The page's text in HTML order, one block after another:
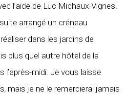
l’aide de Luc Michaux-Vignes.
arrangé un créneau
dans les jardins de
plus quel autre hôtel de la
l’après-midi. Je vous laisse
mais je ne le remercierai jamais